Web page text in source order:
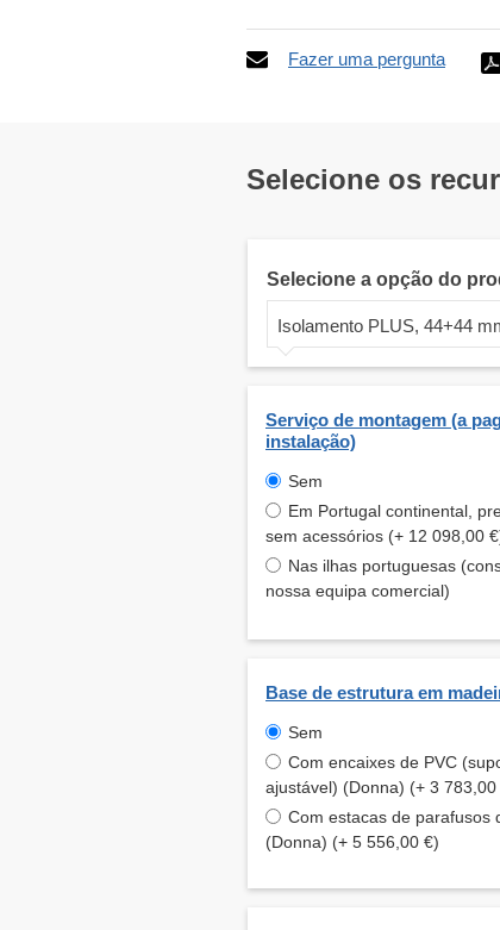
Fazer uma pergunta
Selecione os
Selecione a opção do
Isolamento PLUS, 44+44
Serviço de montagem (a
instalação)
Sem
Em Portugal continental,
sem acessórios (+ 12 098,00
Nas ilhas portuguesas
nossa equipa comercial)
Base de estrutura em
Sem
Com encaixes de PVC
ajustável) (Donna) (+ 3 783,00
Com estacas de parafusos
(Donna) (+ 5 556,00 €)